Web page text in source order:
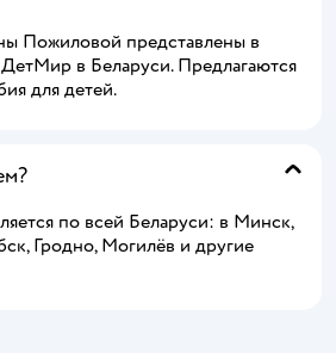
Пожиловой представлены в
в Беларуси. Предлагаются
для детей.
по всей Беларуси: в Минск,
Гродно, Могилёв и другие